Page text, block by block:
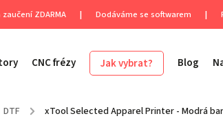
ZDARMA | Dodáváme se softwarem |
CNC frézy Jak vybrat? Blog
DTF / xTool Selected Apparel Printer - Modrá